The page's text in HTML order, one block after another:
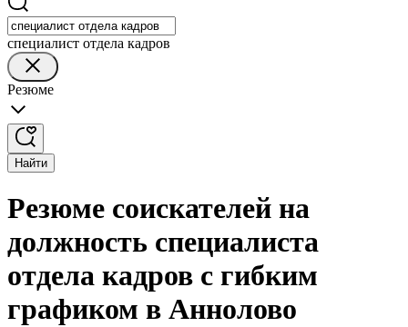
специалист отдела кадров
Резюме
Найти
Резюме соискателей на
должность специалиста
отдела кадров с гибким
графиком в Аннолово